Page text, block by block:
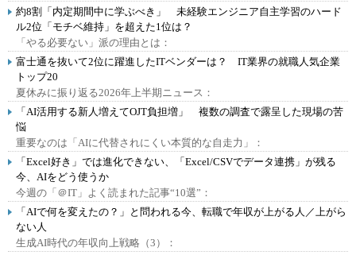
約8割「内定期間中に学ぶべき」 未経験エンジニア自主学習のハード
ル2位「モチベ維持」を超えた1位は？
「やる必要ない」派の理由とは：
富士通を抜いて2位に躍進したITベンダーは？ IT業界の就職人気企業
トップ20
夏休みに振り返る2026年上半期ニュース：
「AI活用する新人増えてOJT負担増」 複数の調査で露呈した現場の苦
悩
重要なのは「AIに代替されにくい本質的な自走力」：
「Excel好き」では進化できない、「Excel/CSVでデータ連携」が残る
今、AIをどう使うか
今週の「＠IT」よく読まれた記事“10選”：
「AIで何を変えたの？」と問われる今、転職で年収が上がる人／上がら
ない人
生成AI時代の年収向上戦略（3）：